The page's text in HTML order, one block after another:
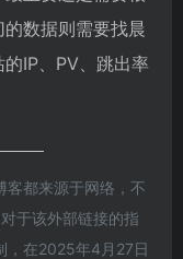
数据则需要找晨
IP、PV、跳出率
客都来源于网络，不
于该外部链接的指
，在2025年4月27日